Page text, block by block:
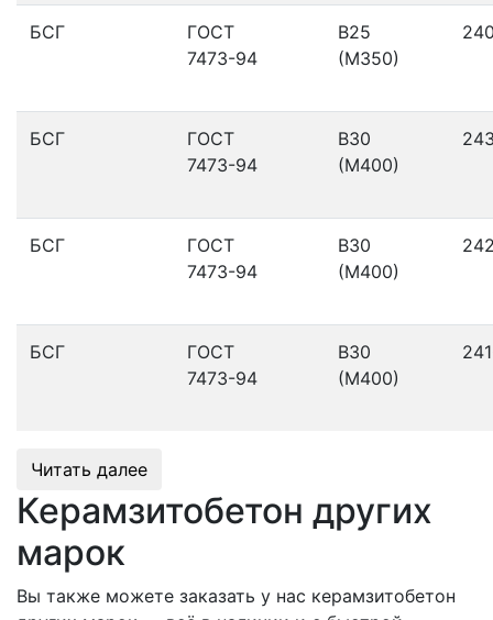
БСГ
ГОСТ
7473-94
В25
(М350)
БСГ
ГОСТ
7473-94
В30
(М400)
БСГ
ГОСТ
7473-94
В30
(М400)
БСГ
ГОСТ
7473-94
В30
(М400)
Читать далее
Керамзитобетон других
марок
Вы также можете заказать у нас керамзитобетон